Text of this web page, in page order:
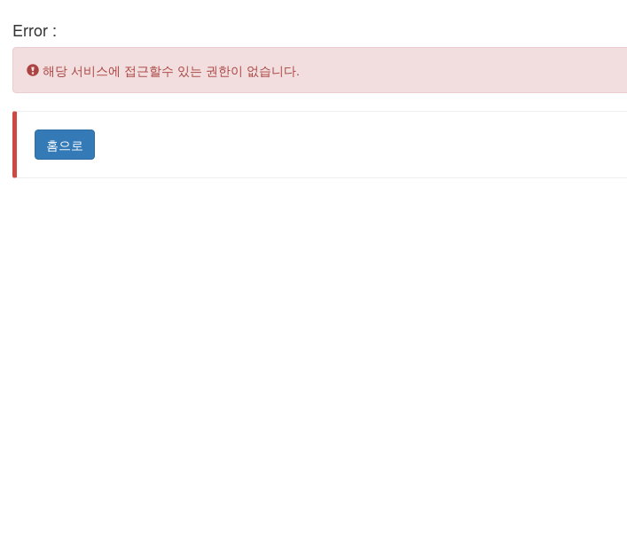
Error :
Error:
해당 서비스에 접근할수 있는 권한이 없습니다.
홈으로